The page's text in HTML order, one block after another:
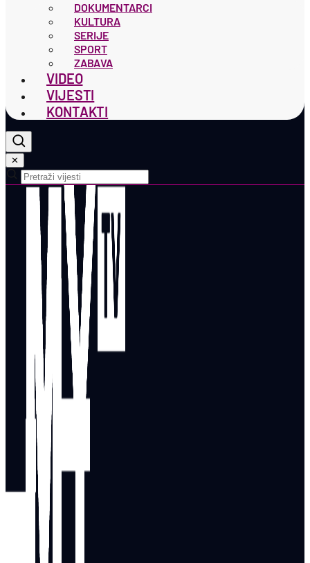
DOKUMENTARCI
KULTURA
SERIJE
SPORT
ZABAVA
VIDEO
VIJESTI
KONTAKTI
✕